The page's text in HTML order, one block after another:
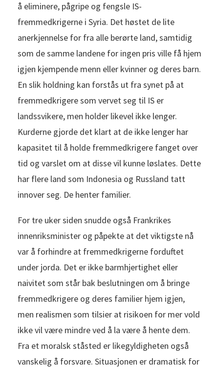
å eliminere, pågripe og fengsle IS-
fremmedkrigerne i Syria. Det høstet de lite
anerkjennelse for fra alle berørte land, samtidig
som de samme landene for ingen pris ville få hjem
igjen kjempende menn eller kvinner og deres barn.
En slik holdning kan forstås ut fra synet på at
fremmedkrigere som vervet seg til IS er
landssvikere, men holder likevel ikke lenger.
Kurderne gjorde det klart at de ikke lenger har
kapasitet til å holde fremmedkrigere fanget over
tid og varslet om at disse vil kunne løslates. Dette
har flere land som Indonesia og Russland tatt
innover seg. De henter familier.
For tre uker siden snudde også Frankrikes
innenriksminister og påpekte at det viktigste nå
var å forhindre at fremmedkrigerne forduftet
under jorda. Det er ikke barmhjertighet eller
naivitet som står bak beslutningen om å bringe
fremmedkrigere og deres familier hjem igjen,
men realismen som tilsier at risikoen for mer vold
ikke vil være mindre ved å la være å hente dem.
Fra et moralsk ståsted er likegyldigheten også
vanskelig å forsvare. Situasjonen er dramatisk for